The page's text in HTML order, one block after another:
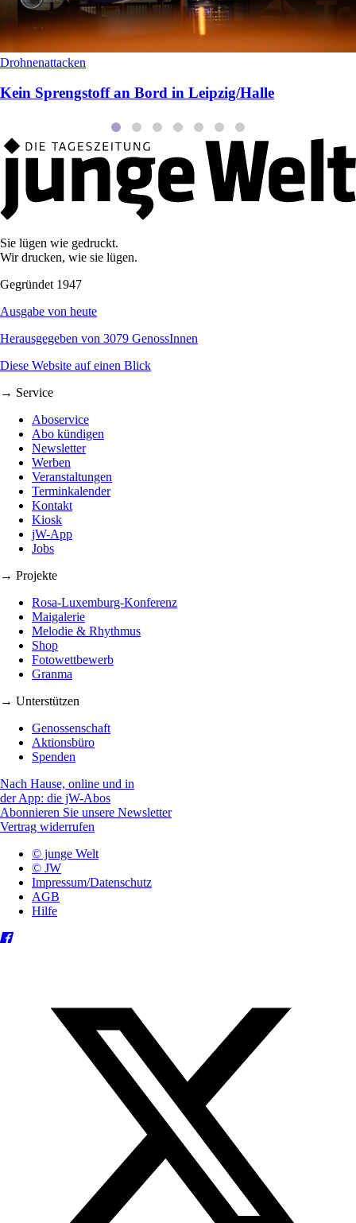
Drohnenattacken
Kein Sprengstoff an Bord in Leipzig/Halle
Sie lügen wie gedruckt.
Wir drucken, wie sie lügen.
Gegründet 1947
Ausgabe von heute
Herausgegeben von 3079 GenossInnen
Diese Website auf einen Blick
→ Service
Aboservice
Abo kündigen
Newsletter
Werben
Veranstaltungen
Terminkalender
Kontakt
Kiosk
jW-App
Jobs
→ Projekte
Rosa-Luxemburg-Konferenz
Maigalerie
Melodie & Rhythmus
Shop
Fotowettbewerb
Granma
→ Unterstützen
Genossenschaft
Aktionsbüro
Spenden
Nach Hause, online und in
der App: die jW-Abos
Abonnieren Sie unsere Newsletter
Vertrag widerrufen
© junge Welt
© JW
Impressum/Datenschutz
AGB
Hilfe